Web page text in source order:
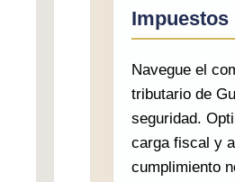
Impuestos
Navegue el
tributario de
seguridad.
carga fiscal y
cumplimiento